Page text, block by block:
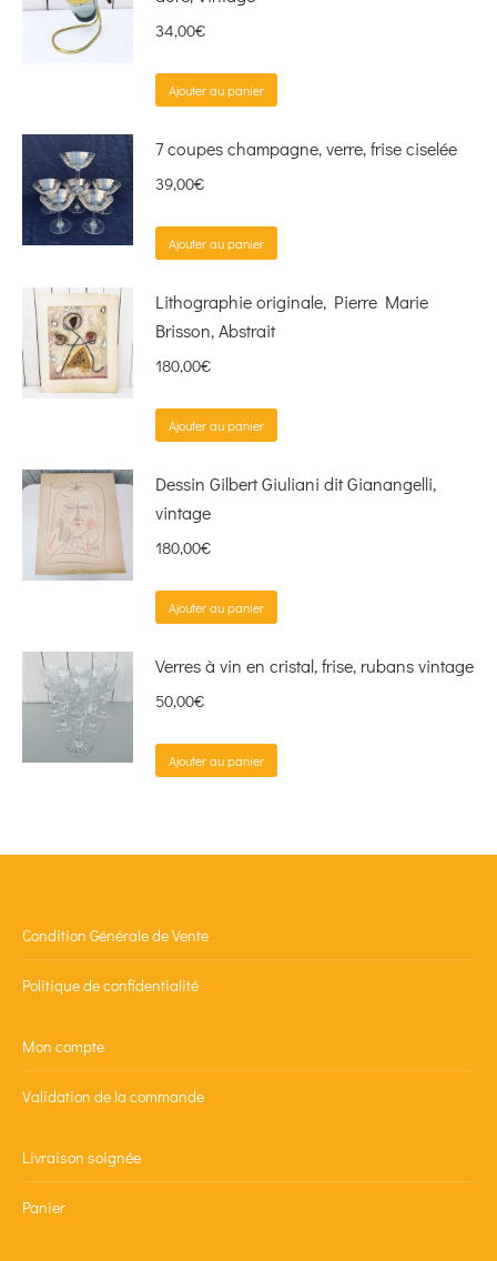
34,00€
Ajouter au panier
7 coupes champagne, verre, frise ciselée
39,00€
Ajouter au panier
Lithographie originale, Pierre Marie
Brisson, Abstrait
180,00€
Ajouter au panier
Dessin Gilbert Giuliani dit Gianangelli,
vintage
180,00€
Ajouter au panier
Verres à vin en cristal, frise, rubans vintage
50,00€
Ajouter au panier
Condition Générale de Vente
Politique de confidentialité
Mon compte
Validation de la commande
Livraison soignée
Panier